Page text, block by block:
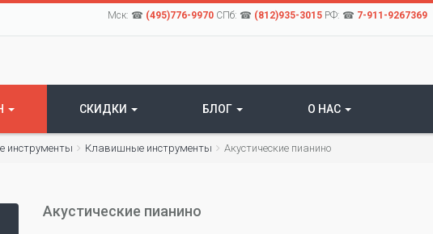
Мск: ☎ (495)776-9970СПб: ☎ (812)935-3015РФ: ☎ 7-911-9267369
СКИДКИ БЛОГ О НАС
инструменты Клавишные инструменты Акустические пианино
Акустические пианино